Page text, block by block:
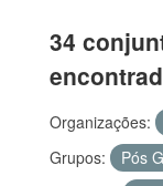
34
Organizações:
Grupos:
Pós